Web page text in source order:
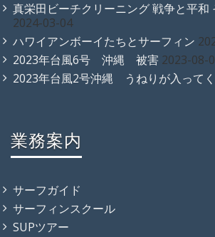
真栄田ビーチクリーニング 戦争と平和
2024-03-04
ハワイアンボーイたちとサーフィン
2023年台風6号 沖縄 被害 2023-08-
2023年台風2号沖縄 うねりが入って
業務案内
サーフガイド
サーフィンスクール
SUPツアー